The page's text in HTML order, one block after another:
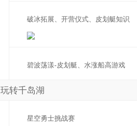
破冰拓展、开营仪式、皮划艇知识
碧波荡漾-皮划艇、水涨船高游戏
玩转千岛湖
星空勇士挑战赛